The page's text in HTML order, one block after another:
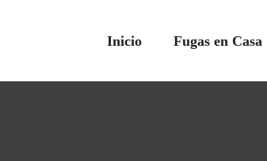
Inicio Fugas en Casa